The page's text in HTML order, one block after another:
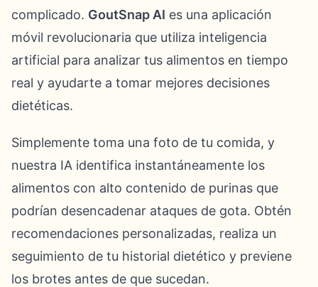
complicado. GoutSnap AI es una aplicación
móvil revolucionaria que utiliza inteligencia
artificial para analizar tus alimentos en tiempo
real y ayudarte a tomar mejores decisiones
dietéticas.
Simplemente toma una foto de tu comida, y
nuestra IA identifica instantáneamente los
alimentos con alto contenido de purinas que
podrían desencadenar ataques de gota. Obtén
recomendaciones personalizadas, realiza un
seguimiento de tu historial dietético y previene
los brotes antes de que sucedan.